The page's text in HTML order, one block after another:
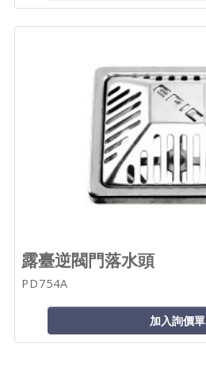
露臺逆閥門落水頭
PD754A
加入詢價單